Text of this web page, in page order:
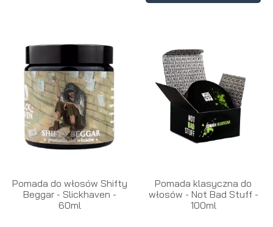
Pomada do włosów Shifty
Beggar - Slickhaven -
60ml
Pomada klasyczna do
włosów - Not Bad Stuff -
100ml